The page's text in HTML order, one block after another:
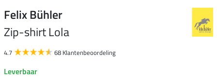
Felix Bühler
Zip-shirt Lola
4.7 68 Klantenbeoordeling
Leverbaar